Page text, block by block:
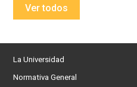
Ver todos
La Universidad
Normativa General